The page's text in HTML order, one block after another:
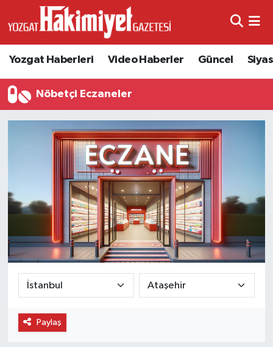
Yozgat Haberleri Video Haberler Güncel
Nöbetçi Eczaneler
Paylaş